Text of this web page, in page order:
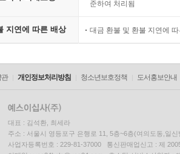
준하여 처리됨
지연에 따른 배상 대금 환불 및 환불 지연에
관 개인정보처리방침 청소년보호정책 도서홍보안내
대표 : 김석환, 최세라
주소 : 서울시 영등포구 은행로 11, 5층~6층(여의도동,일신
사업자등록번호 : 229-81-37000 통신판매업신고 : 제